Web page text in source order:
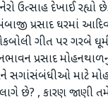
ઉત્સાહ દેખાઈ રહ્યો
પ્રસાદ ઘરમાં
ગીત પર ગરબે
પ્રસાદ
માટે
છે? , કારણ જાણી